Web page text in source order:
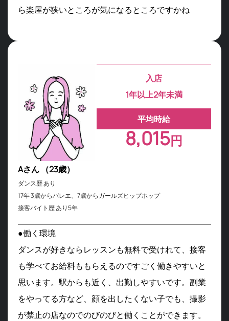
ら楽屋が狭いところが気になるところですかね
Aさん （23歳）
入店
1年以上2年未満
平均時給
8,015円
ダンス歴 あり
17年 3歳からバレエ、7歳からガールズヒップホップ
接客バイト歴 あり5年
●働く環境
ダンスが好きならレッスンも無料で受けれて、接客
も学べてお給料ももらえるのですごく働きやすいと
思います。駅からも近く、出勤しやすいです。副業
をやってる方など、顔を出したくない子でも、撮影
が禁止の店なのでのびのびと働くことができます。